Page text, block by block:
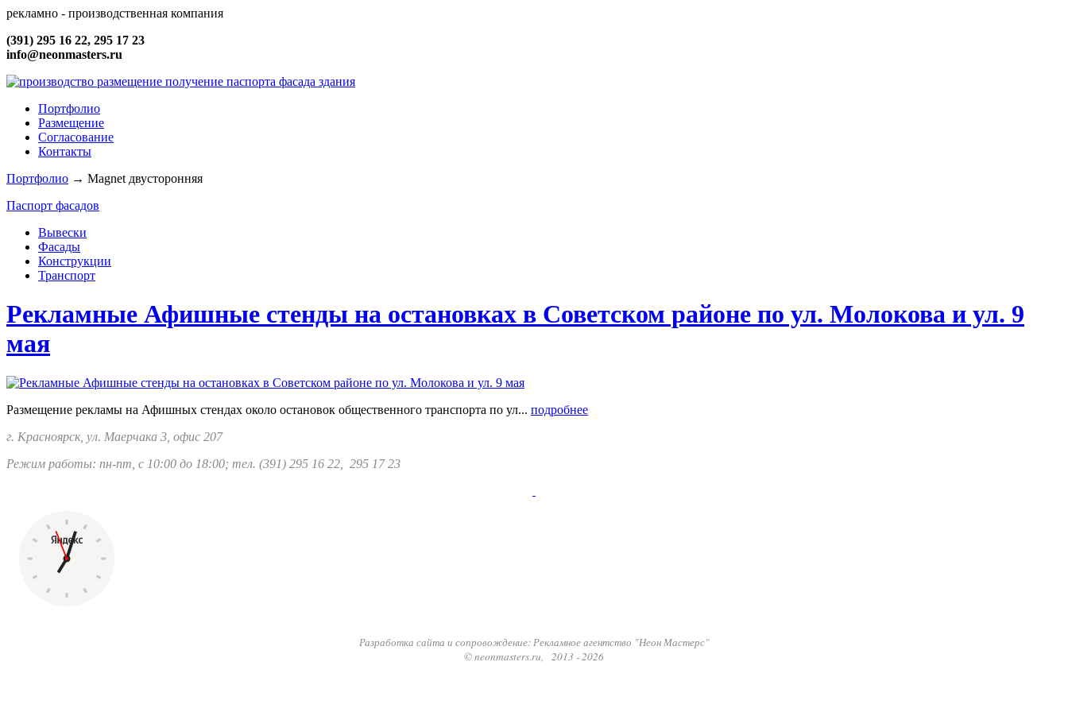
рекламно - производственная компания
(391) 295 16 22, 295 17 23
info@neonmasters.ru
Портфолио
Размещение
Согласование
Контакты
Портфолио → Magnet двусторонняя
Паспорт фасадов
Вывески
Фасады
Конструкции
Транспорт
Рекламные Афишные стенды на остановках в Советском районе по ул. Молокова и ул. 9
мая
Размещение рекламы на Афишных стендах около остановок общественного транспорта по ул... подробнее
г. Красноярск, ул. Маерчака 3, офис 207
Режим работы: пн-пт, с 10:00 до 18:00; тел. (391) 295 16 22, 295 17 23
Разработка сайта и сопровождение: Рекламное агентство "Неон Мастерс"
© neonmasters.ru, 2013 - 2026